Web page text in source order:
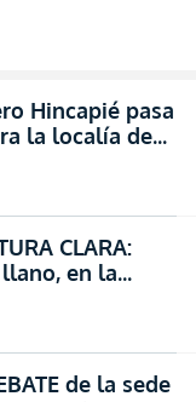
CLARA: